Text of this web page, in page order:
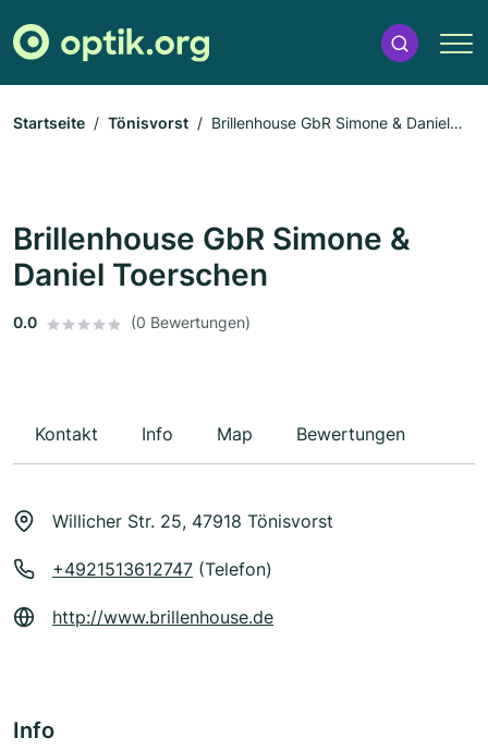
Startseite Tönisvorst
Brillenhouse GbR Simone & Daniel
Brillenhouse GbR Simone &
Daniel Toerschen
0.0 (0 Bewertungen)
Kontakt Info Map Bewertungen
Willicher Str. 25, 47918 Tönisvorst
+4921513612747 (Telefon)
http://www.brillenhouse.de
Info